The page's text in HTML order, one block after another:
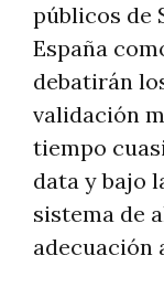
públicos de
España
debatirán
validación
tiempo
data y bajo
sistema de
adecuación